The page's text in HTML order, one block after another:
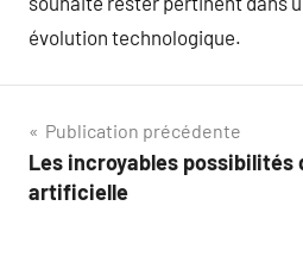
évolution technologique.
Navigation
de
Publication précédente
Les incroyables possibilités
artificielle